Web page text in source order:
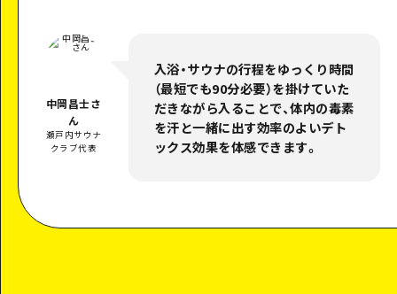
中岡昌士さ
ん
瀬戸内サウナ
クラブ代表
入浴・サウナの行程をゆっくり時間
（最短でも90分必要）を掛けていた
だきながら入ることで、体内の毒素
を汗と一緒に出す効率のよいデト
ックス効果を体感できます。